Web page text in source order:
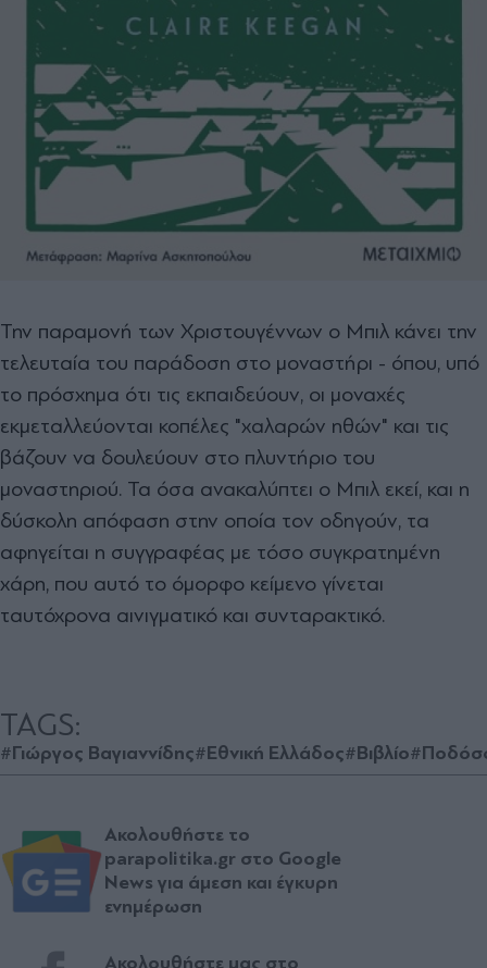
Την παραμονή των Χριστουγέννων ο Μπιλ κάνει την
τελευταία του παράδοση στο μοναστήρι - όπου, υπό
το πρόσχημα ότι τις εκπαιδεύουν, οι μοναχές
εκμεταλλεύονται κοπέλες "χαλαρών ηθών" και τις
βάζουν να δουλεύουν στο πλυντήριο του
μοναστηριού. Τα όσα ανακαλύπτει ο Μπιλ εκεί, και η
δύσκολη απόφαση στην οποία τον οδηγούν, τα
αφηγείται η συγγραφέας με τόσο συγκρατημένη
χάρη, που αυτό το όμορφο κείμενο γίνεται
ταυτόχρονα αινιγματικό και συνταρακτικό.
TAGS:
#Γιώργος Βαγιαννίδης#Εθνική Ελλάδος#Βιβλίο
Ακολουθήστε το
parapolitika.gr στο Google
News για άμεση και έγκυρη
ενημέρωση
Ακολουθήστε μας στο